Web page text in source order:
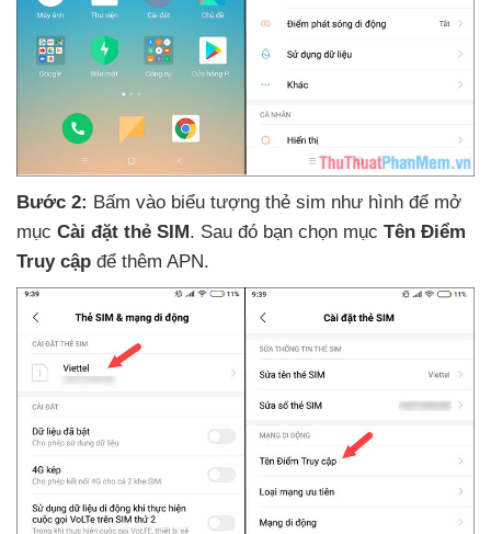
Bước 2: Bấm vào biểu tượng thẻ sim như hình để mở
mục Cài đặt thẻ SIM . Sau đó bạn chọn mục Tên Điểm
Truy cập để thêm APN.